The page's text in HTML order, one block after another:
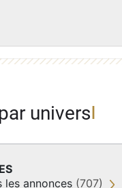
univers
les annonces (707)